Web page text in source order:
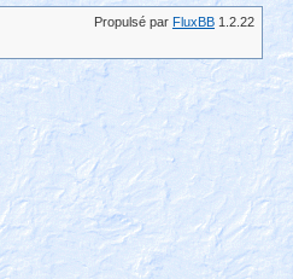
Propulsé par FluxBB 1.2.22